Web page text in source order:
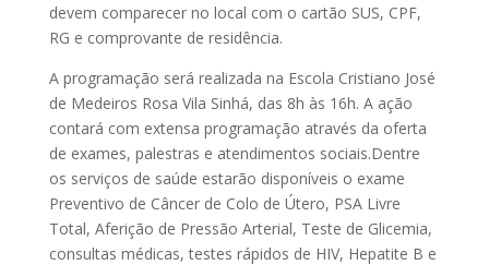
devem comparecer no local com o cartão SUS, CPF,
RG e comprovante de residência.
A programação será realizada na Escola Cristiano José
de Medeiros Rosa Vila Sinhá, das 8h às 16h. A ação
contará com extensa programação através da oferta
de exames, palestras e atendimentos sociais.Dentre
os serviços de saúde estarão disponíveis o exame
Preventivo de Câncer de Colo de Útero, PSA Livre
Total, Aferição de Pressão Arterial, Teste de Glicemia,
consultas médicas, testes rápidos de HIV, Hepatite B e